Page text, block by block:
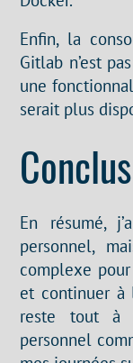
Enfin, la
Gitlab n’est
une
serait plus
En résumé,
personnel,
complexe
et continuer à
reste tout à
personnel